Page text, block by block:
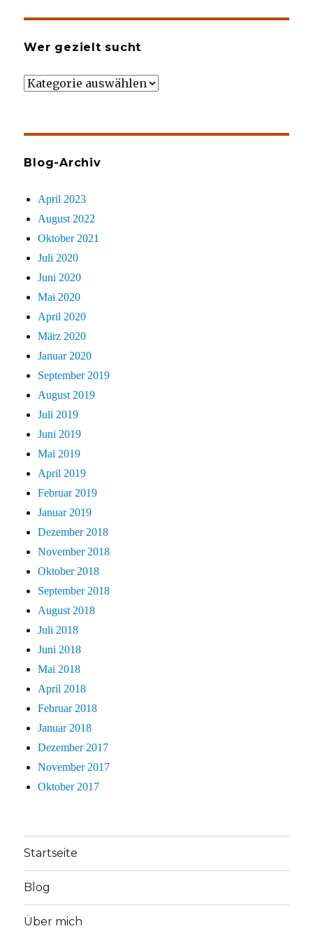
Wer gezielt sucht
Wer
Blog-Archiv
April 2023
August 2022
Oktober 2021
Juli 2020
Juni 2020
Mai 2020
April 2020
März 2020
Januar 2020
September 2019
August 2019
Juli 2019
Juni 2019
Mai 2019
April 2019
Februar 2019
Januar 2019
Dezember 2018
November 2018
Oktober 2018
September 2018
August 2018
Juli 2018
Juni 2018
Mai 2018
April 2018
Februar 2018
Januar 2018
Dezember 2017
November 2017
Oktober 2017
Startseite
Blog
Über mich